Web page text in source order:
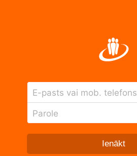
E-pasts vai mob. telefons
Parole
Ienākt